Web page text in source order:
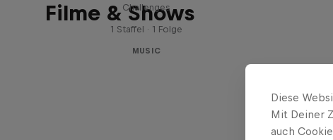
Filme & Shows
Challenges
1 Staffel · 1 Folge
MUSIC
Diese
Mit Deiner
auch